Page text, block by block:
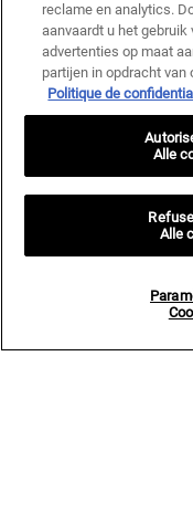
reclame en analytics.
aanvaardt u het
advertenties op maat
partijen in opdracht van
Politique de
Alle
Alle